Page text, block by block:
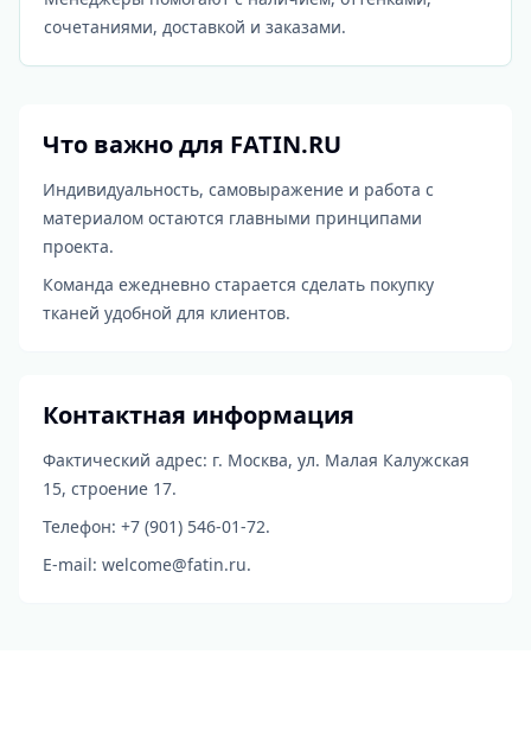
сочетаниями, доставкой и заказами.
Что важно для FATIN.RU
Индивидуальность, самовыражение и работа с
материалом остаются главными принципами
проекта.
Команда ежедневно старается сделать покупку
тканей удобной для клиентов.
Контактная информация
Фактический адрес: г. Москва, ул. Малая Калужская
15, строение 17.
Телефон: +7 (901) 546-01-72.
E-mail: welcome@fatin.ru.